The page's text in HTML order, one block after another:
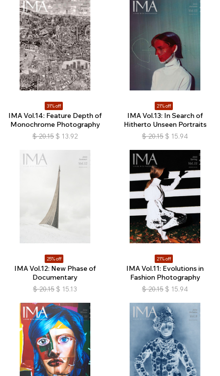
31% off
IMA Vol.14: Feature Depth of
Monochrome Photography
$ 20.15 $ 13.92
21% off
IMA Vol.13: In Search of
Hitherto Unseen Portraits
$ 20.15 $ 15.94
25% off
IMA Vol.12: New Phase of
Documentary
$ 20.15 $ 15.13
21% off
IMA Vol.11: Evolutions in
Fashion Photography
$ 20.15 $ 15.94